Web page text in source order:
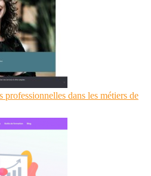
dans les métiers de